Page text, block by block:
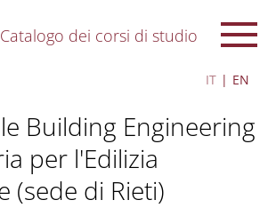
Catalogo dei corsi di studio
IT EN
Building Engineering
per l'Edilizia
(sede di Rieti)